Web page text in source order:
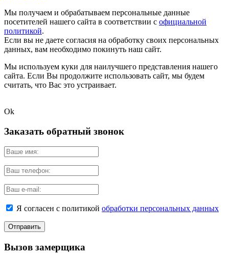
Мы получаем и обрабатываем персональные данные
посетителей нашего сайта в соответствии с официальной
политикой.
Если вы не даете согласия на обработку своих персональных
данных, вам необходимо покинуть наш сайт.
Мы используем куки для наилучшего представления нашего
сайта. Если Вы продолжите использовать сайт, мы будем
считать, что Вас это устраивает.
Ok
Заказать обратный звонок
Я согласен с политикой обработки персональных данных
Вызов замерщика